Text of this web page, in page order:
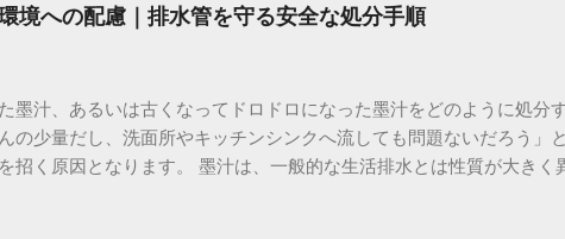
境への配慮｜排水管を守る安全な処分手順
墨汁、あるいは古くなってドロドロになった墨汁をどのように処分
の少量だし、洗面所やキッチンシンクへ流しても問題ないだろう」
招く原因となります。 墨汁は、一般的な生活排水とは性質が大きく
しい方法で処分するための手順と、容器を適切に分別する方法を徹